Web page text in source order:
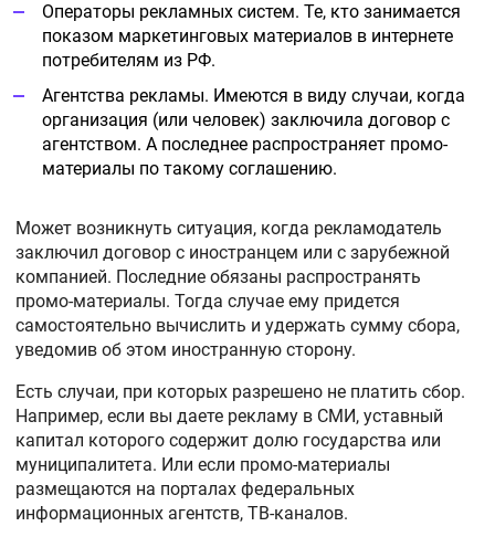
Операторы рекламных систем. Те, кто занимается
показом маркетинговых материалов в интернете
потребителям из РФ.
Агентства рекламы. Имеются в виду случаи, когда
организация (или человек) заключила договор с
агентством. А последнее распространяет промо-
материалы по такому соглашению.
Может возникнуть ситуация, когда рекламодатель
заключил договор с иностранцем или с зарубежной
компанией. Последние обязаны распространять
промо-материалы. Тогда случае ему придется
самостоятельно вычислить и удержать сумму сбора,
уведомив об этом иностранную сторону.
Есть случаи, при которых разрешено не платить сбор.
Например, если вы даете рекламу в СМИ, уставный
капитал которого содержит долю государства или
муниципалитета. Или если промо-материалы
размещаются на порталах федеральных
информационных агентств, ТВ-каналов.